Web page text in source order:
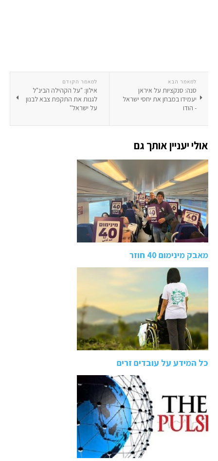
למאמר הקודם
אילון: "על הקהילה הבינ"ל
לגנות את התקפת צבא לבנון
על ישראל"
למאמר הבא
סנה: סנקציות על איראן
יעמידו במבחן את יחסי ישראל
- הודו
אולי יעניין אותך גם
מאבק מינימום 40 חוזר
כל המידע על עובדים זרים